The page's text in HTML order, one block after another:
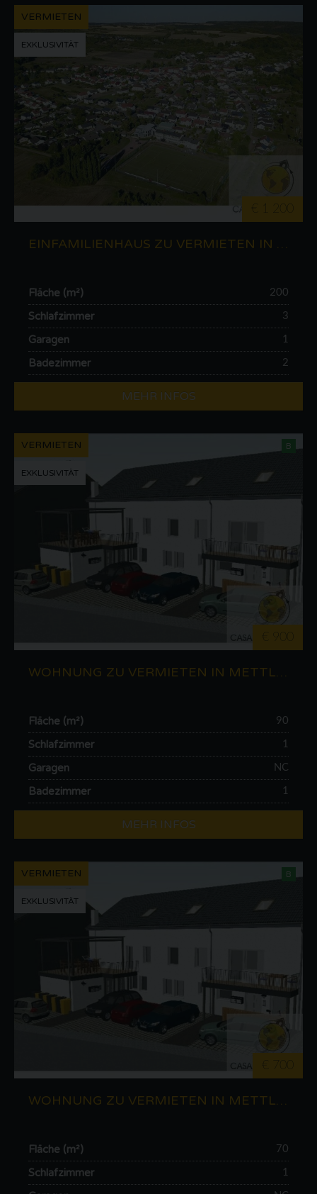
VERMIETEN
EXKLUSIVITÄT
EINFAMILIENHAUS ZU VERMIETEN IN MERZIG (DE)
Fläche (m²) 200
Schlafzimmer 3
Garagen 1
Badezimmer 2
MEHR INFOS
B
VERMIETEN
EXKLUSIVITÄT
WOHNUNG ZU VERMIETEN IN METTLACH (DE)
Fläche (m²) 90
Schlafzimmer 1
Garagen NC
Badezimmer 1
MEHR INFOS
B
VERMIETEN
EXKLUSIVITÄT
WOHNUNG ZU VERMIETEN IN METTLACH (DE)
Fläche (m²) 70
Schlafzimmer 1